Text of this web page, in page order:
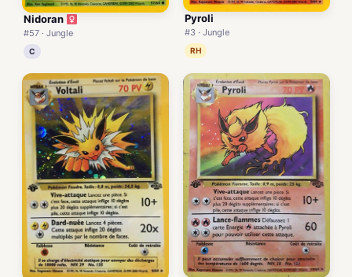
Nidoran
#57 · Jungle
C
Pyroli
#3 · Jungle
RH